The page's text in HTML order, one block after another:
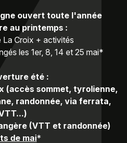
ouvert toute l'année
au printemps :
La Croix + activités
les 1er, 8, 14 et 25 mai*
été :
(accès sommet, tyrolienne,
randonnée, via ferrata,
(VTT et randonnée)
de mai*